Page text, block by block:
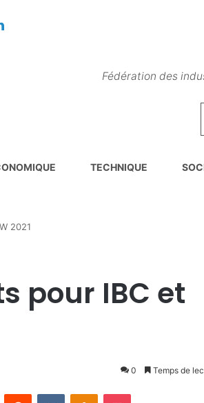
Linkedin
Fédération des
TECHNIQUE
2021
pour IBC et
0 Temps de
Reddit VKontakteOdnoklassniki
Pocket